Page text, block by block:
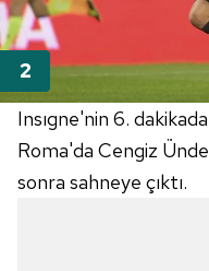
Insıgne'nin 6.
Roma'da Cengiz
sonra sahneye çıktı.